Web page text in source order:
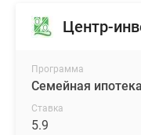
Центр-
Программа
Семейная ипотека
Ставка
5.9